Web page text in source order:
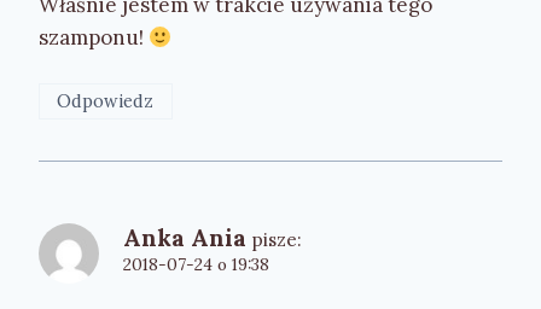
szamponu!
Odpowiedz
Anka Ania pisze:
2018-07-24 o 19:38